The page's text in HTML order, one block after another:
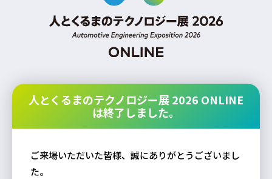
人とくるまのテクノロジー展 2026 ONLINE
は終了しました。
ご来場いただいた皆様、誠にありがとうございまし
た。